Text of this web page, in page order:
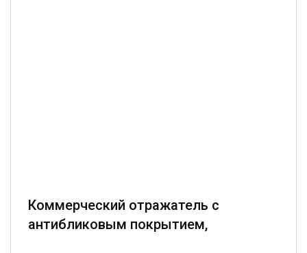
Коммерческий отражатель с
антибликовым покрытием,